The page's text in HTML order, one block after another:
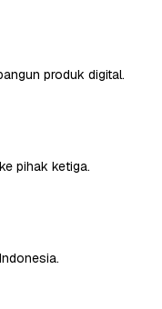
produk digital.
pihak ketiga.